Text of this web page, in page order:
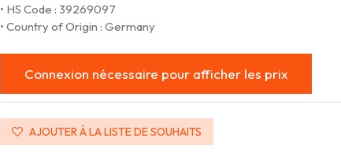
• HS Code : 39269097
• Country of Origin : Germany
Connexion nécessaire pour afficher les prix
AJOUTER À LA LISTE DE SOUHAITS